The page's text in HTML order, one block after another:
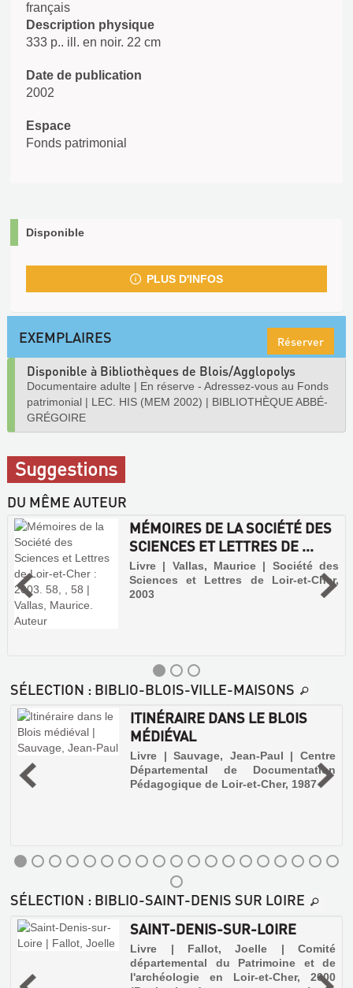
français
Description physique
333 p.. ill. en noir. 22 cm
Date de publication
2002
Espace
Fonds patrimonial
Disponible
PLUS D'INFOS
EXEMPLAIRES Réserver
Disponible à Bibliothèques de Blois/Agglopolys
Documentaire adulte | En réserve - Adressez-vous au Fonds
patrimonial | LEC. HIS (MEM 2002) | BIBLIOTHÈQUE ABBÉ-
GRÉGOIRE
Suggestions
DU MÊME AUTEUR
MÉMOIRES DE LA SOCIÉTÉ DES
SCIENCES ET LETTRES DE ...
Livre | Vallas, Maurice | Société des
Sciences et Lettres de Loir-et-Cher,
2003
SÉLECTION : BIBLIO-BLOIS-VILLE-MAISONS
ITINÉRAIRE DANS LE BLOIS
MÉDIÉVAL
Livre | Sauvage, Jean-Paul | Centre
Départemental de Documentation
Pédagogique de Loir-et-Cher, 1987
SÉLECTION : BIBLIO-SAINT-DENIS SUR LOIRE
SAINT-DENIS-SUR-LOIRE
Livre | Fallot, Joelle | Comité
départemental du Patrimoine et de
l'archéologie en Loir-et-Cher, 2000